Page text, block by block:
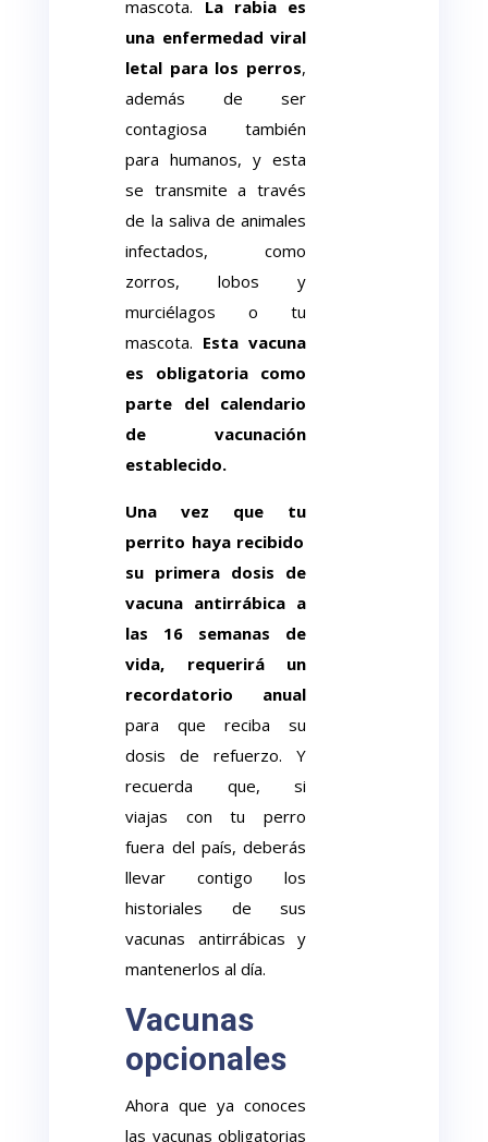
mascota. La rabia es
una enfermedad viral
letal para los perros,
además de ser
contagiosa también
para humanos, y esta
se transmite a través
de la saliva de animales
infectados, como
zorros, lobos y
murciélagos o tu
mascota. Esta vacuna
es obligatoria como
parte del calendario
de vacunación
establecido.
Una vez que tu
perrito haya recibido
su primera dosis de
vacuna antirrábica a
las 16 semanas de
vida, requeriráun
recordatorio anual
para que reciba su
dosis de refuerzo. Y
recuerda que, si
viajas con tu perro
fuera del país, deberás
llevar contigo los
historiales de sus
vacunas antirrábicas y
mantenerlos al día.
Vacunas
opcionales
Ahora que ya conoces
las vacunas obligatorias